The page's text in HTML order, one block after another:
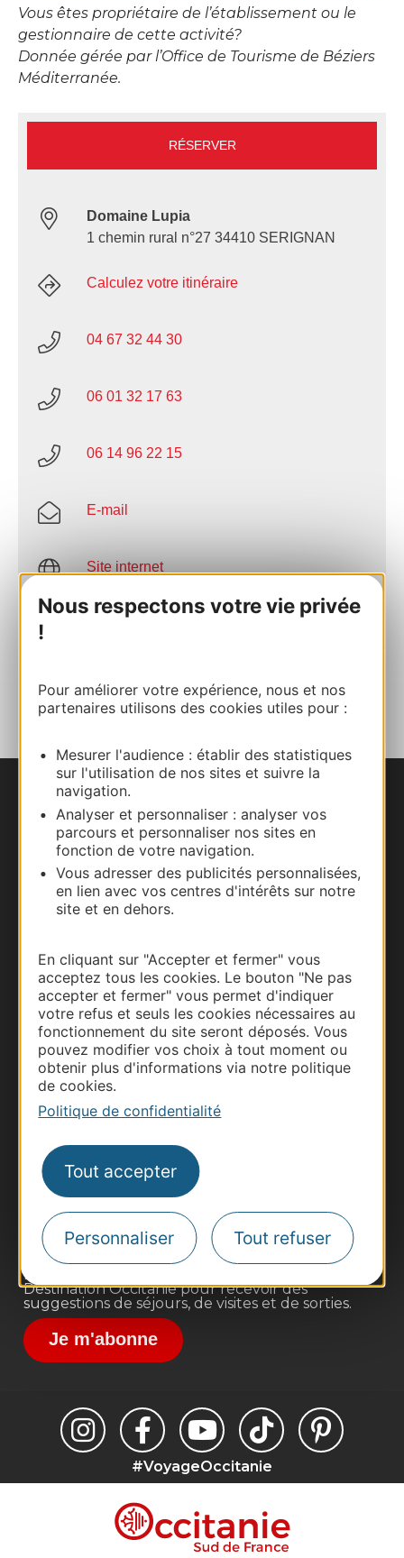
Nous respectons votre vie privée
!
Pour améliorer votre expérience, nous et nos
partenaires utilisons des cookies utiles pour :
Mesurer l'audience : établir des statistiques
sur l'utilisation de nos sites et suivre la
navigation.
Analyser et personnaliser : analyser vos
parcours et personnaliser nos sites en
fonction de votre navigation.
Vous adresser des publicités personnalisées,
en lien avec vos centres d'intérêts sur notre
site et en dehors.
En cliquant sur "Accepter et fermer" vous
acceptez tous les cookies. Le bouton "Ne pas
accepter et fermer" vous permet d'indiquer
votre refus et seuls les cookies nécessaires au
fonctionnement du site seront déposés. Vous
pouvez modifier vos choix à tout moment ou
obtenir plus d'informations via notre politique
de cookies.
Politique de confidentialité
Tout accepter
Personnaliser Tout refuser
Vous êtes propriétaire de l’établissement ou le
gestionnaire de cette activité?
Donnée gérée par l’Office de Tourisme de Béziers
Méditerranée.
RÉSERVER
Domaine Lupia
1 chemin rural n°27 34410 SERIGNAN
Calculez votre itinéraire
04 67 32 44 30
06 01 32 17 63
06 14 96 22 15
E-mail
Site internet
AU CARNET
Nous contacter
Carte interactive
Documentation
Thermalisme
Pros d'Occitanie
Site presse et d'influence
Voyagistes
Destination Sport
Inscrivez-vous à la lettre d'information
Destination Occitanie pour recevoir des
suggestions de séjours, de visites et de sorties.
Je m'abonne
#VoyageOccitanie